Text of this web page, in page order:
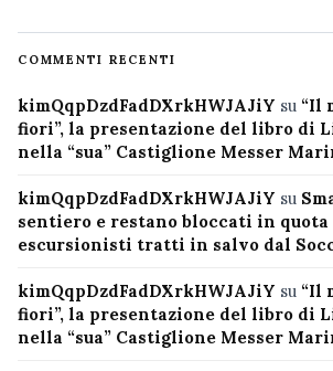
COMMENTI RECENTI
kimQqpDzdFadDXrkHWJAJiY su “Il
fiori”, la presentazione del libro di
nella “sua” Castiglione Messer
kimQqpDzdFadDXrkHWJAJiY su
sentiero e restano bloccati in quota
escursionisti tratti in salvo dal
kimQqpDzdFadDXrkHWJAJiY su “Il
fiori”, la presentazione del libro di
nella “sua” Castiglione Messer